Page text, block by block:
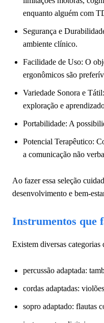
enquanto alguém com
Segurança e
ambiente clínico.
Facilidade de Uso: O
ergonômicos são
Variedade Sonora e
exploração e
Portabilidade: A
Potencial Terapêutico:
a comunicação não
Ao fazer essa seleção
desenvolvimento e bem-
Instrumentos que
Existem diversas categorias
percussão adaptada:
cordas adaptadas:
sopro adaptado: flautas